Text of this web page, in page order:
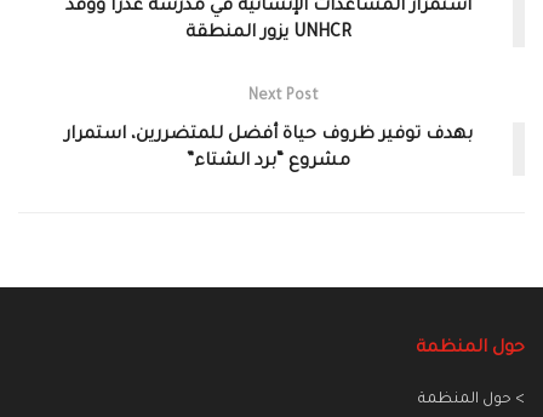
استمرار المساعدات الإنسانية في مدرسة عدرا ووفد
UNHCR يزور المنطقة‎
Next Post
بهدف توفير ظروف حياة أفضل للمتضررين، استمرار
مشروع “برد الشتاء”
حول المنظمة
> حول المنظمة